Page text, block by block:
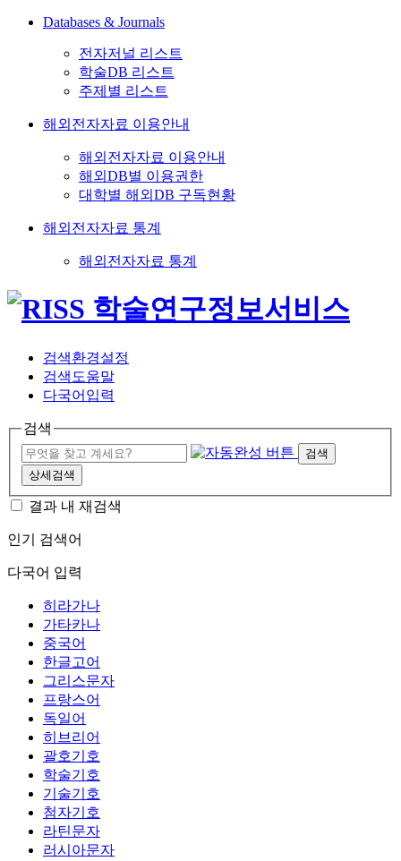
Databases & Journals
전자저널 리스트
학술DB 리스트
주제별 리스트
해외전자자료 이용안내
해외전자자료 이용안내
해외DB별 이용권한
대학별 해외DB 구독현황
해외전자자료 통계
해외전자자료 통계
검색환경설정
검색도움말
다국어입력
검색
검색
상세검색
결과 내 재검색
인기 검색어
다국어 입력
히라가나
가타카나
중국어
한글고어
그리스문자
프랑스어
독일어
히브리어
괄호기호
학술기호
기술기호
첨자기호
라틴문자
러시아문자